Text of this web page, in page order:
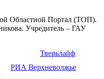
Областной Портал (ТОП).
Учредитель – ГАУ
Тверьлайф
РИА Верхневолжье